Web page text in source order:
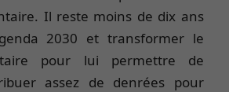
Il reste moins de dix ans
2030 et transformer le
pour lui permettre de
assez de denrées pour